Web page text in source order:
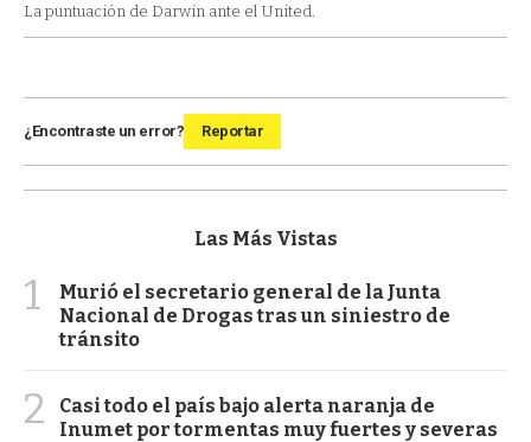
La puntuación de Darwin ante el United.
¿Encontraste un error? Reportar
Las Más Vistas
1
Murió el secretario general de la Junta
Nacional de Drogas tras un siniestro de
tránsito
2
Casi todo el país bajo alerta naranja de
Inumet por tormentas muy fuertes y severas